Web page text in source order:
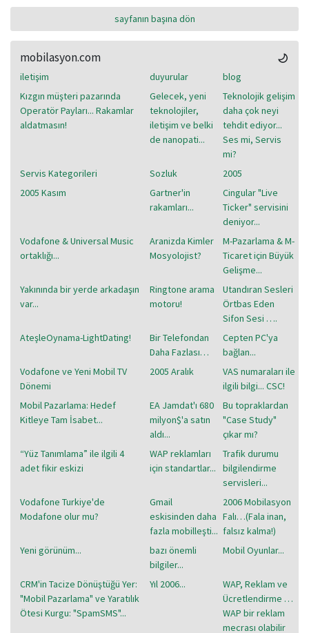
sayfanın başına dön
mobilasyon.com
iletişim duyurular
blog
Kızgın müşteri pazarında
Operatör Payları... Rakamlar
aldatmasın!
Gelecek, yeni
teknolojiler,
iletişim ve belki
de nanopati...
Teknolojik gelişim
daha çok neyi
tehdit ediyor...
Ses mi, Servis
mi?
Servis Kategorileri
Sozluk
2005
2005 Kasım
Gartner'in
rakamları...
Cingular "Live
Ticker" servisini
deniyor...
Vodafone & Universal Music
ortaklığı...
Aranizda Kimler
Mosyolojist?
M-Pazarlama & M-
Ticaret için Büyük
Gelişme...
Yakınında bir yerde arkadaşın
var...
Ringtone arama
motoru!
Utandıran Sesleri
Örtbas Eden
Sifon Sesi ….
AteşleOynama-LightDating!
Bir Telefondan
Daha Fazlası…
Cepten PC'ya
bağlan...
Vodafone ve Yeni Mobil TV
Dönemi
2005 Aralık
VAS numaraları ile
ilgili bilgi... CSC!
Mobil Pazarlama: Hedef
Kitleye Tam İsabet...
EA Jamdat'ı 680
milyon$'a satın
aldı...
Bu topraklardan
"Case Study"
çıkar mı?
“Yüz Tanımlama” ile ilgili 4
adet fikir eskizi
WAP reklamları
için standartlar...
Trafik durumu
bilgilendirme
servisleri...
Vodafone Turkiye'de
Modafone olur mu?
Gmail
eskisinden daha
fazla mobilleşti...
2006 Mobilasyon
Falı…(Fala inan,
falsız kalma!)
Yeni görünüm...
bazı önemli
bilgiler...
Mobil Oyunlar...
CRM'in Tacize Dönüştüğü Yer:
"Mobil Pazarlama" ve Yaratılık
Ötesi Kurgu: "SpamSMS"...
Yıl 2006...
WAP, Reklam ve
Ücretlendirme …
WAP bir reklam
mecrası olabilir